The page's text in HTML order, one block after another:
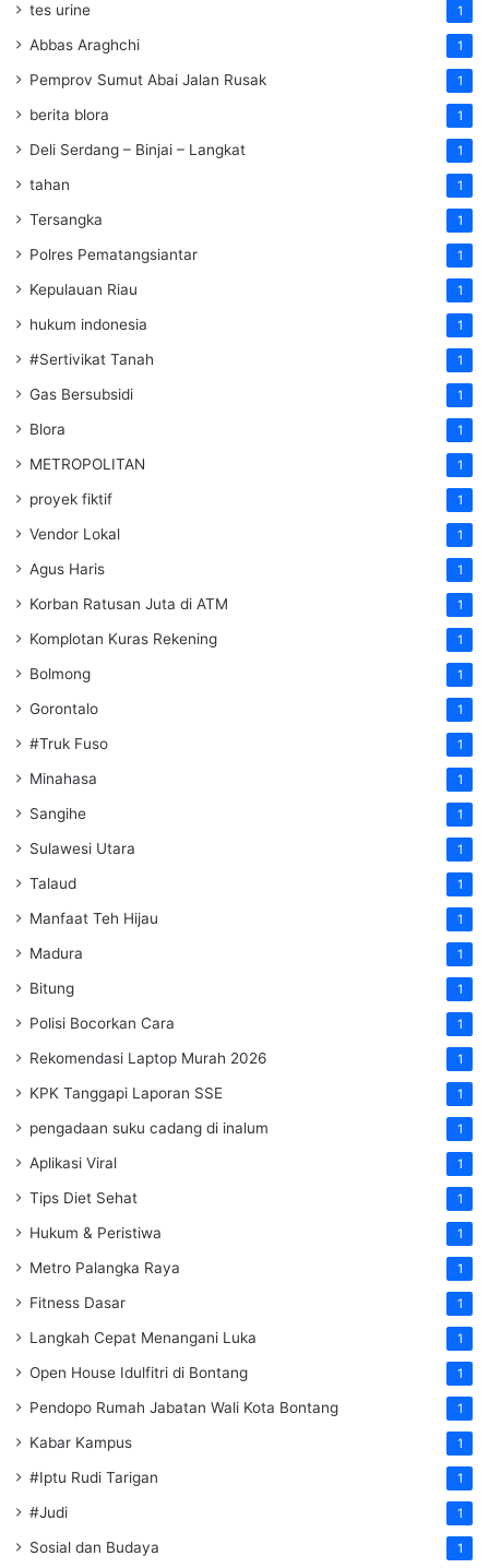
tes urine 1
Abbas Araghchi 1
Pemprov Sumut Abai Jalan Rusak 1
berita blora 1
Deli Serdang – Binjai – Langkat 1
tahan 1
Tersangka 1
Polres Pematangsiantar 1
Kepulauan Riau 1
hukum indonesia 1
#Sertivikat Tanah 1
Gas Bersubsidi 1
Blora 1
METROPOLITAN 1
proyek fiktif 1
Vendor Lokal 1
Agus Haris 1
Korban Ratusan Juta di ATM 1
Komplotan Kuras Rekening 1
Bolmong 1
Gorontalo 1
#Truk Fuso 1
Minahasa 1
Sangihe 1
Sulawesi Utara 1
Talaud 1
Manfaat Teh Hijau 1
Madura 1
Bitung 1
Polisi Bocorkan Cara 1
Rekomendasi Laptop Murah 2026 1
KPK Tanggapi Laporan SSE 1
pengadaan suku cadang di inalum 1
Aplikasi Viral 1
Tips Diet Sehat 1
Hukum & Peristiwa 1
Metro Palangka Raya 1
Fitness Dasar 1
Langkah Cepat Menangani Luka 1
Open House Idulfitri di Bontang 1
Pendopo Rumah Jabatan Wali Kota Bontang 1
Kabar Kampus 1
#Iptu Rudi Tarigan 1
#Judi 1
Sosial dan Budaya 1